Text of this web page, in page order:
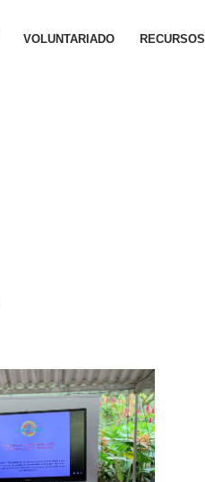
VOLUNTARIADO RECURSOS